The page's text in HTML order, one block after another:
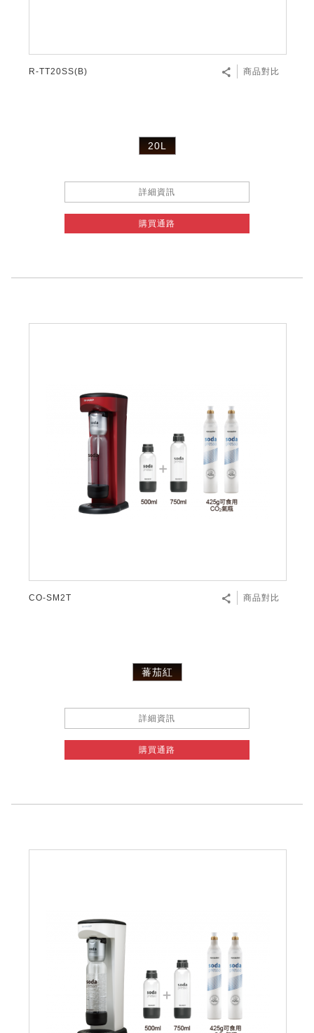
R-TT20SS(B) 商品對比
20L
詳細資訊
購買通路
CO-SM2T 商品對比
蕃茄紅
詳細資訊
購買通路